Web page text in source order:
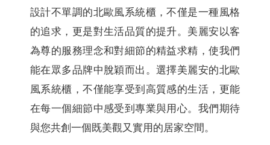
設計不單調的北歐風系統櫃，不僅是一種風格
的追求，更是對生活品質的提升。美麗安以客
為尊的服務理念和對細節的精益求精，使我們
能在眾多品牌中脫穎而出。選擇美麗安的北歐
風系統櫃，不僅能享受到高質感的生活，更能
在每一個細節中感受到專業與用心。我們期待
與您共創一個既美觀又實用的居家空間。